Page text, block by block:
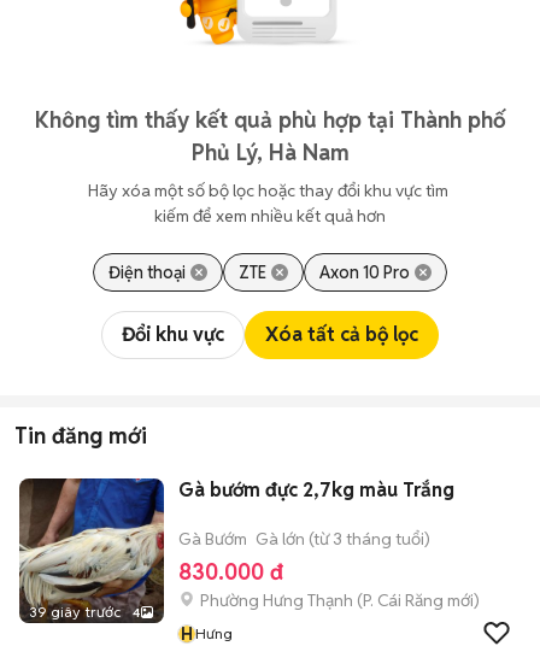
Không tìm thấy kết quả phù hợp tại Thành phố
Phủ Lý, Hà Nam
Hãy xóa một số bộ lọc hoặc thay đổi khu vực tìm
kiếm để xem nhiều kết quả hơn
Điện thoại ZTE Axon 10 Pro
Đổi khu vực Xóa tất cả bộ lọc
Tin đăng mới
39 giây trước 4
Gà bướm đực 2,7kg màu Trắng
Gà Bướm Gà lớn (từ 3 tháng tuổi)
830.000 đ
Phường Hưng Thạnh (P. Cái Răng mới)
HHưng